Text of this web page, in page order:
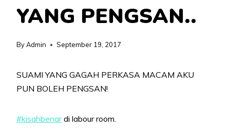
YANG PENGSAN..
ByAdmin September 19, 2017
SUAMI YANG GAGAH PERKASA MACAM AKU
PUN BOLEH PENGSAN!
#kisahbenardi labour room.